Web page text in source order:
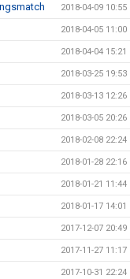
2018-04-09 10:55
2018-04-05 11:00
2018-04-04 15:21
2018-03-25 19:53
2018-03-13 12:26
2018-03-05 20:26
2018-02-08 22:24
2018-01-28 22:16
2018-01-21 11:44
2018-01-17 14:01
2017-12-07 20:49
2017-11-27 11:17
2017-10-31 22:24